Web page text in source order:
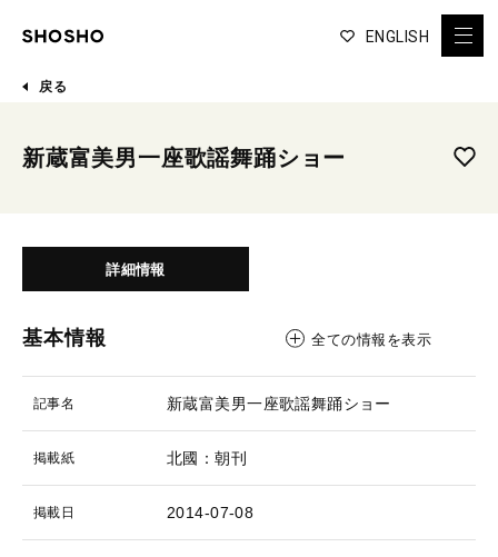
ENGLISH
戻る
新蔵富美男一座歌謡舞踊ショー
詳細情報
基本情報 全ての情報を表示
記事名 新蔵富美男一座歌謡舞踊ショー
掲載紙 北國：朝刊
掲載日 2014-07-08